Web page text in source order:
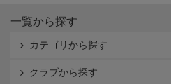
一覧から探す
カテゴリから探す
クラブから探す